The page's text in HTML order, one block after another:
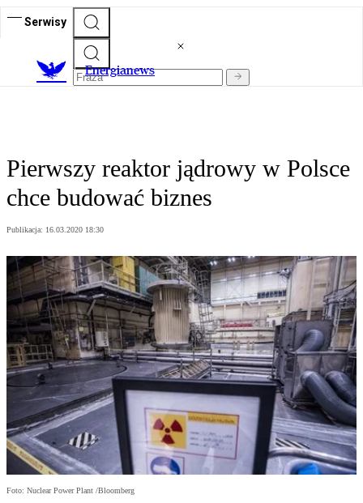
Serwisy
Energianews
Pierwszy reaktor jądrowy w Polsce
chce budować biznes
Publikacja: 16.03.2020 18:30
Foto: Nuclear Power Plant /Bloomberg